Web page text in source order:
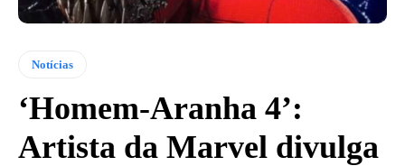
Notícias
‘Homem-Aranha 4’:
Artista da Marvel divulga